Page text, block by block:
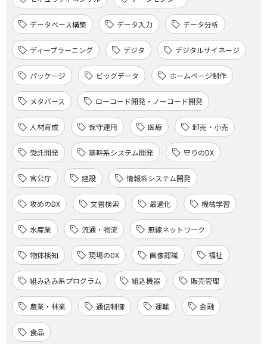
データベース構築 データ入力 データ分析
ディープラーニング デジタ デジタルサイネージ
パッケージ ビッグデータ ホームページ制作
メタバース ローコード開発・ノーコード開発
人材育成 保守運用 医療 卸売・小売
受託開発 基幹系システム開発 守りのDX
官公庁 建設 情報系システム開発
攻めのDX 文書検索 最適化 機械学習
水産業 流通・物流 無線ネットワーク
物体検知 現場のDX 画像認識 福祉
組み込み系プログラム 組込機器 販売管理
農業・林業 通信制御 運輸 金融
食品